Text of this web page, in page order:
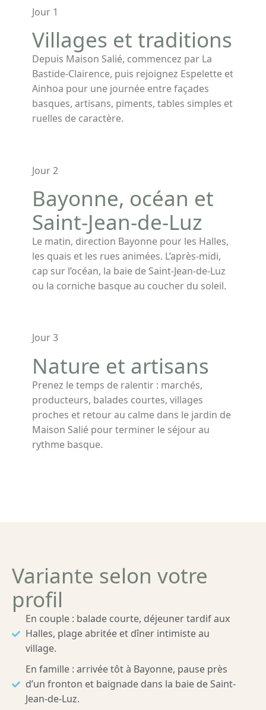
Jour 1
Villages et traditions
Depuis Maison Salié, commencez par La
Bastide-Clairence, puis rejoignez Espelette et
Ainhoa pour une journée entre façades
basques, artisans, piments, tables simples et
ruelles de caractère.
Jour 2
Bayonne, océan et
Saint-Jean-de-Luz
Le matin, direction Bayonne pour les Halles,
les quais et les rues animées. L’après-midi,
cap sur l’océan, la baie de Saint-Jean-de-Luz
ou la corniche basque au coucher du soleil.
Jour 3
Nature et artisans
Prenez le temps de ralentir : marchés,
producteurs, balades courtes, villages
proches et retour au calme dans le jardin de
Maison Salié pour terminer le séjour au
rythme basque.
Variante selon votre
profil
En couple : balade courte, déjeuner tardif aux
Halles, plage abritée et dîner intimiste au
village.
En famille : arrivée tôt à Bayonne, pause près
d’un fronton et baignade dans la baie de Saint-
Jean-de-Luz.